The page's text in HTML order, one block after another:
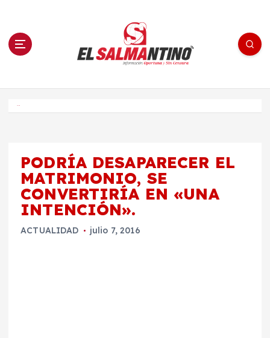
n El Salmantino - medios/noticias/editorial
PODRÍA DESAPARECER EL
MATRIMONIO, SE
CONVERTIRÍA EN «UNA
INTENCIÓN».
ACTUALIDAD julio 7, 2016